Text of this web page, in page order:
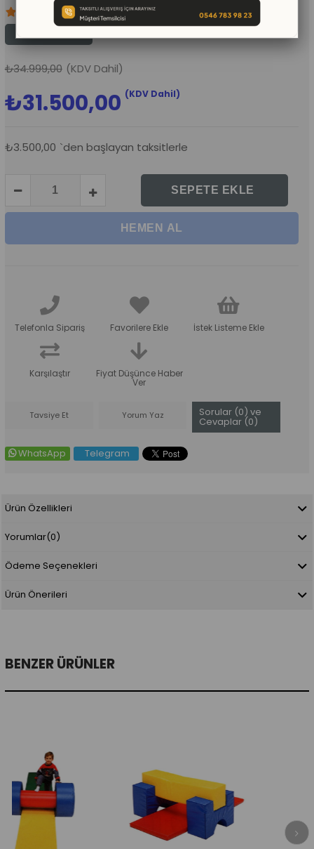
%
10 İNDIRIM
₺34.999,00 (KDV Dahil)
₺31.500,00 (KDV Dahil)
₺3.500,00 `den başlayan taksitlerle
Telefonla Sipariş Favorilere Ekle İstek Listeme Ekle
Karşılaştır Fiyat Düşünce Haber
Ver
Tavsiye Et Yorum Yaz Sorular (0) ve
Cevaplar (0)
WhatsApp Telegram
Ürün Özellikleri
Yorumlar(0)
Ödeme Seçenekleri
Ürün Önerileri
BENZER ÜRÜNLER